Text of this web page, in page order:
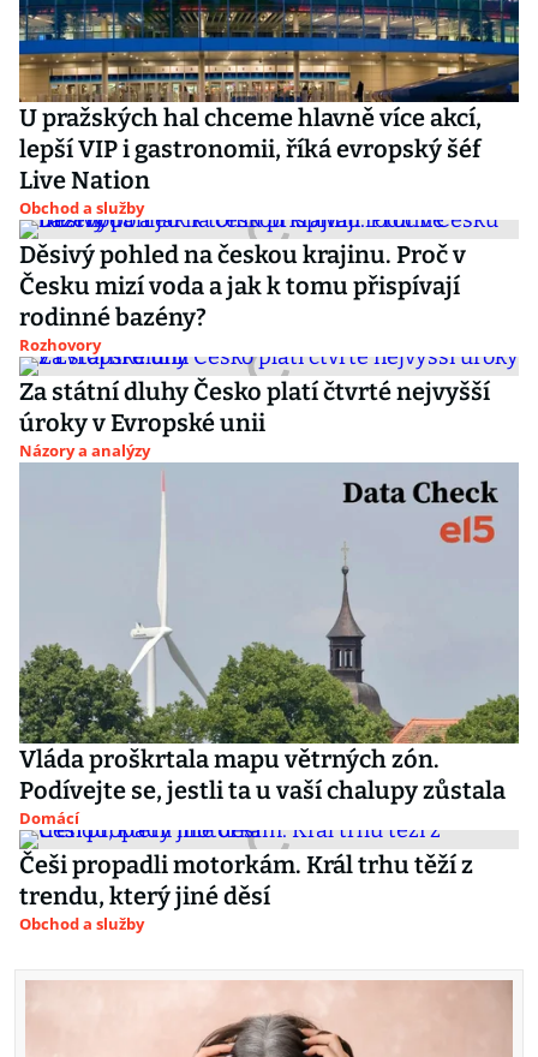
U pražských hal chceme hlavně více akcí,
lepší VIP i gastronomii, říká evropský šéf
Live Nation
Obchod a služby
Děsivý pohled na českou krajinu. Proč v
Česku mizí voda a jak k tomu přispívají
rodinné bazény?
Rozhovory
Za státní dluhy Česko platí čtvrté nejvyšší
úroky v Evropské unii
Názory a analýzy
Vláda proškrtala mapu větrných zón.
Podívejte se, jestli ta u vaší chalupy zůstala
Domácí
Češi propadli motorkám. Král trhu těží z
trendu, který jiné děsí
Obchod a služby